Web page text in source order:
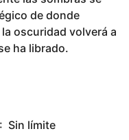
de donde
oscuridad volverá a
ha librado.
Uso simultáneo de dispositivos ‏ : ‎ Sin límite